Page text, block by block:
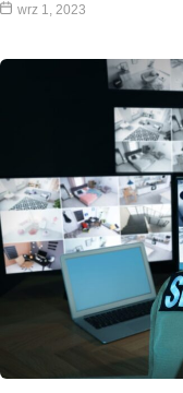
wrz 1, 2023